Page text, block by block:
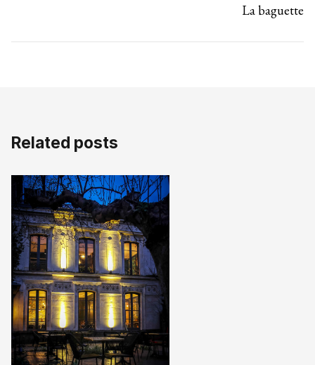
La baguette
Related posts